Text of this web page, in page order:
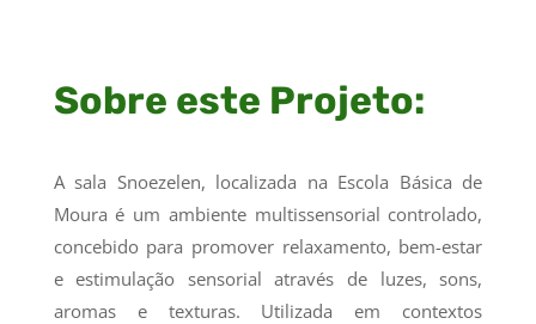
Sobre este Projeto:
A sala Snoezelen, localizada na Escola Básica de
Moura é um ambiente multissensorial controlado,
concebido para promover relaxamento, bem-estar
e estimulação sensorial através de luzes, sons,
aromas e texturas. Utilizada em contextos